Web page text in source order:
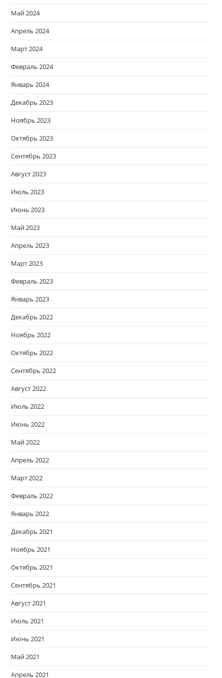
Май 2024
Апрель 2024
Март 2024
Февраль 2024
Январь 2024
Декабрь 2023
Ноябрь 2023
Октябрь 2023
Сентябрь 2023
Август 2023
Июль 2023
Июнь 2023
Май 2023
Апрель 2023
Март 2023
Февраль 2023
Январь 2023
Декабрь 2022
Ноябрь 2022
Октябрь 2022
Сентябрь 2022
Август 2022
Июль 2022
Июнь 2022
Май 2022
Апрель 2022
Март 2022
Февраль 2022
Январь 2022
Декабрь 2021
Ноябрь 2021
Октябрь 2021
Сентябрь 2021
Август 2021
Июль 2021
Июнь 2021
Май 2021
Апрель 2021